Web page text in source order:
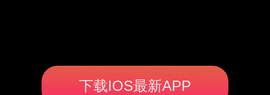
下载IOS最新APP